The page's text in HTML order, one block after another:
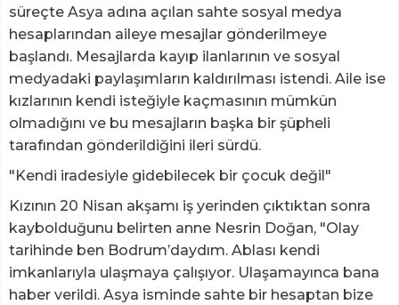
süreçte Asya adına açılan sahte sosyal medya
hesaplarından aileye mesajlar gönderilmeye
başlandı. Mesajlarda kayıp ilanlarının ve sosyal
medyadaki paylaşımların kaldırılması istendi. Aile ise
kızlarının kendi isteğiyle kaçmasının mümkün
olmadığını ve bu mesajların başka bir şüpheli
tarafından gönderildiğini ileri sürdü.
"Kendi iradesiyle gidebilecek bir çocuk değil"
Kızının 20 Nisan akşamı iş yerinden çıktıktan sonra
kaybolduğunu belirten anne Nesrin Doğan, "Olay
tarihinde ben Bodrum’daydım. Ablası kendi
imkanlarıyla ulaşmaya çalışıyor. Ulaşamayınca bana
haber verildi. Asya isminde sahte bir hesaptan bize